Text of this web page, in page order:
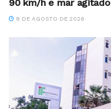
90 km/h e mar agitado
8 DE AGOSTO DE 2026